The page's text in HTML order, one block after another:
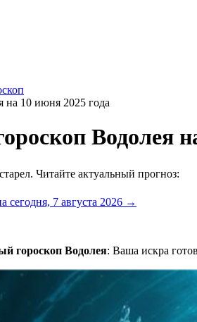
10 июня 2025 года
Водолея
Читайте актуальный прогноз:
сегодня, 7 августа 2026 →
гороскоп Водолея: Ваша искра